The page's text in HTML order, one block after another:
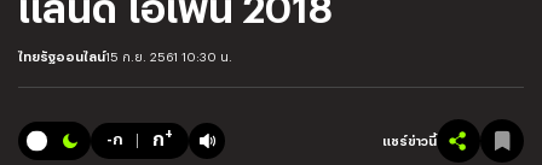
ไทยรัฐออนไลน์15 ก.ย. 2561 10:30 น.
-ก ก+ แชร์ข่าวนี้